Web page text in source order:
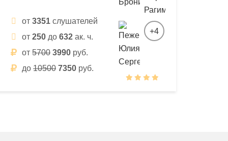
от 3351 слушателей
от 250 до 632 ак. ч.
от 5700 3990 руб.
до 10500 7350 руб.
+4